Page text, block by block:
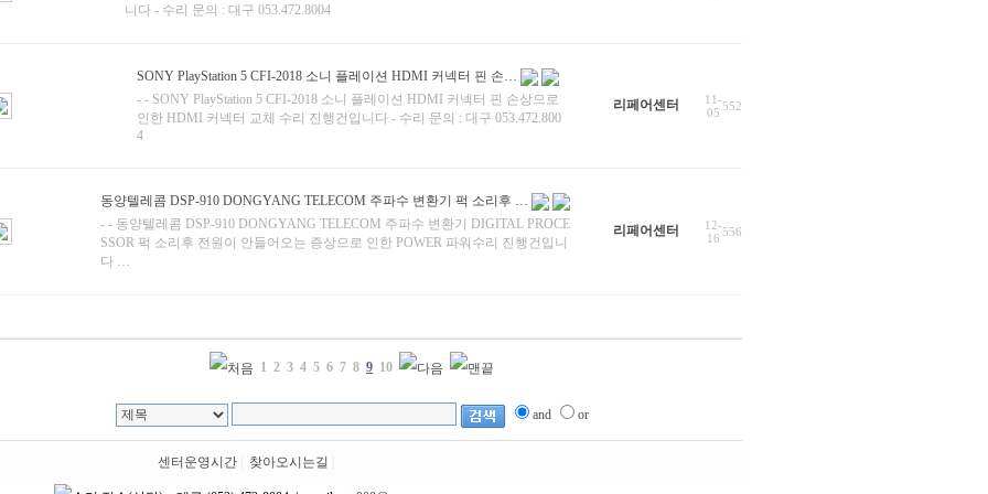
니다 - 수리 문의 : 대구 053.472.8004
SONY PlayStation 5 CFI-2018 소니 플레이션 HDMI 커넥터 핀 손…
- - SONY PlayStation 5 CFI-2018 소니 플레이션 HDMI 커넥터 핀 손상으로
인한 HDMI 커넥터 교체 수리 진행건입니다 - 수리 문의 : 대구 053.472.800
4
리페어센터
11-
05 552
동양텔레콤 DSP-910 DONGYANG TELECOM 주파수 변환기 퍽 소리후 …
- - 동양텔레콤 DSP-910 DONGYANG TELECOM 주파수 변환기 DIGITAL PROCE
SSOR 퍽 소리후 전원이 안들어오는 증상으로 인한 POWER 파워수리 진행건입니
다 …
리페어센터
12-
16 556
1 2 3 4 5 6 7 8 9 10
and or
센터운영시간 찾아오시는길